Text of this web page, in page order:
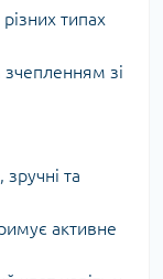
типах
зі
та
активне